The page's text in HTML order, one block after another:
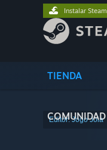
TIENDA
COMUNIDAD
Instalar Steam
Editor: Jogo Joia